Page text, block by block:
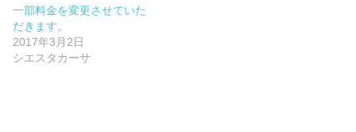
一部料金を変更させていた
だきます。
2017年3月2日
シエスタカーサ